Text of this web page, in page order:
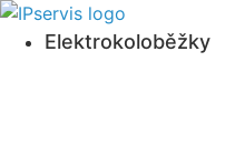
Přejít
k obsahuElektrokoloběžky